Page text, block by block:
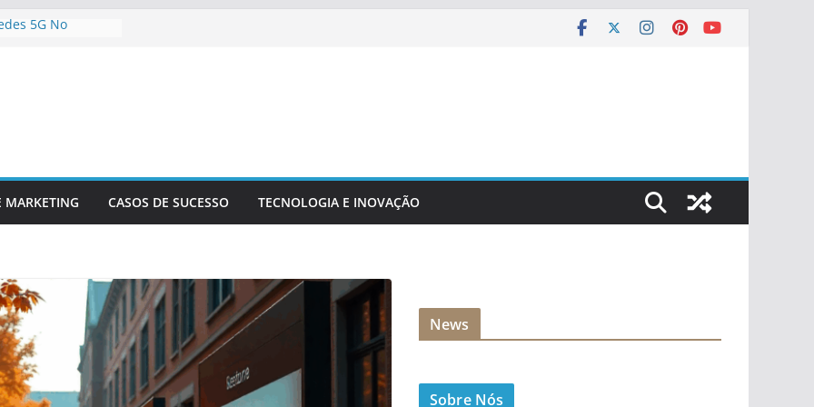
5G No
Futuras
De Dados
MARKETING CASOS DE SUCESSO TECNOLOGIA E INOVAÇÃO
News
Sobre Nós